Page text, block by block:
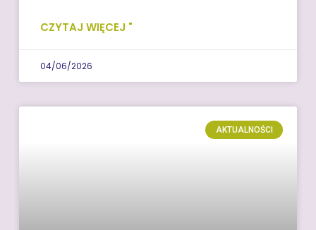
CZYTAJ WIĘCEJ "
04/06/2026
AKTUALNOŚCI